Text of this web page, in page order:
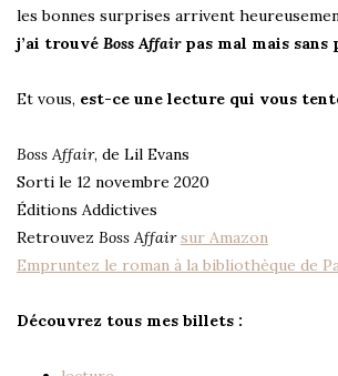
les bonnes surprises arrivent
j’ai trouvé Boss Affairpas mal mais sans
Et vous, est-ce une lecture qui vous
Boss Affair, de Lil Evans
Sorti le 12 novembre 2020
Éditions Addictives
Retrouvez Boss Affair sur Amazon
Empruntez le roman à la bibliothèque de
Découvrez tous mes billets :